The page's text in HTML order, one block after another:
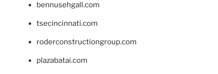
bennusehgall.com
tsecincinnati.com
roderconstructiongroup.com
plazabatai.com